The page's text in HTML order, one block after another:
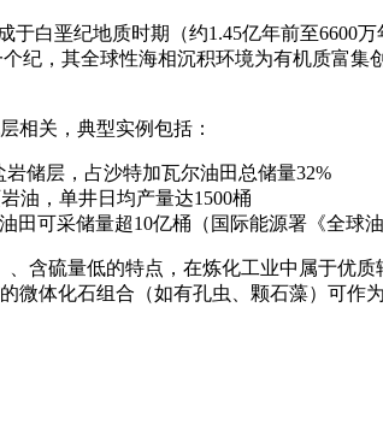
成于白垩纪地质时期（约1.45亿年前至
纪，其全球性海相沉积环境为有机质富
相关，典型实例包括：
储层，占沙特加瓦尔油田总储量32%
油，单井日均产量达1500桶
田可采储量超10亿桶（国际能源署《全球
、含硫量低的特点，在炼化工业中属于优
微体化石组合（如有孔虫、颗石藻）可作